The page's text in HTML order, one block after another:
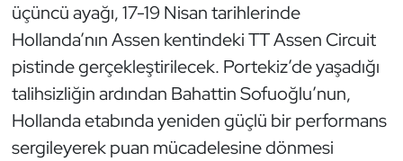
üçüncü ayağı, 17-19 Nisan tarihlerinde
Hollanda’nın Assen kentindeki TT Assen Circuit
pistinde gerçekleştirilecek. Portekiz’de yaşadığı
talihsizliğin ardından Bahattin Sofuoğlu’nun,
Hollanda etabında yeniden güçlü bir performans
sergileyerek puan mücadelesine dönmesi
Yelken
Yüzme